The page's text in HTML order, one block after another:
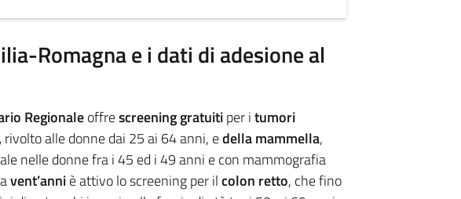
Romagna e i dati di adesione al
Regionaleoffrescreening gratuitiper itumori
rivolto alle donne dai 25 ai 64 anni, edella mammella,
nelle donne fra i 45 ed i 49 anni e con mammografia
vent’anniè attivo lo screening per ilcolon retto, che fino